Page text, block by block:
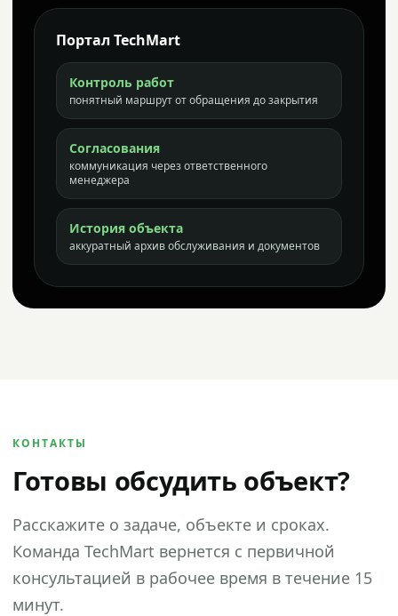
Портал TechMart
Контроль работ
понятный маршрут от обращения до закрытия
Согласования
коммуникация через ответственного
менеджера
История объекта
аккуратный архив обслуживания и документов
КОНТАКТЫ
Готовы обсудить объект?
Расскажите о задаче, объекте и сроках.
Команда TechMart вернется с первичной
консультацией в рабочее время в течение 15
минут.